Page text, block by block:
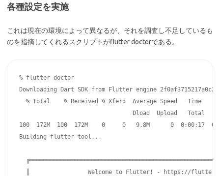
各種設定を実施
これは現在の環境によって異なるが、それを調査し不足しているも
のを指摘してくれるスクリプトがflutter doctorである。
% flutter doctor
Downloading Dart SDK from Flutter engine
% Total    % Received % Xferd  Average Speed   Time
Dload  Upload   Total
100  172M  100  172M    0     0   9.8M      0  0:00:17
Building flutter tool...
║                 Welcome to Flutter! - https://